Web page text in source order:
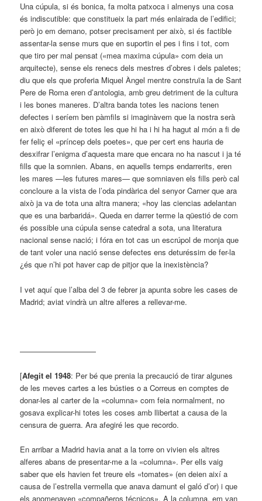
Una cúpula, si és bonica, fa molta patxoca i almenys una cosa
és indiscutible: que constitueix la part més enlairada de l’edifici;
però jo em demano, potser precisament per això, si és factible
assentar-la sense murs que en suportin el pes i fins i tot, com
que tiro per mal pensat («mea maxima cúpula» com deia un
arquitecte), sense els renecs dels mestres d’obres i dels paletes;
diu que els que proferia Miquel Àngel mentre construïa la de Sant
Pere de Roma eren d’antologia, amb greu detriment de la cultura
i les bones maneres. D’altra banda totes les nacions tenen
defectes i seríem ben pàmfils si imaginàvem que la nostra serà
en això diferent de totes les que hi ha i hi ha hagut al món a fi de
fer feliç el «príncep dels poetes», que per cert ens hauria de
desxifrar l’enigma d’aquesta mare que encara no ha nascut i ja té
fills que la somnien. Abans, en aquells temps endarrerits, eren
les mares —les futures mares— que somniaven els fills però cal
concloure a la vista de l’oda pindàrica del senyor Carner que ara
això ja va de tota una altra manera; «hoy las ciencias adelantan
que es una barbaridá». Queda en darrer terme la qüestió de com
és possible una cúpula sense catedral a sota, una literatura
nacional sense nació; i fóra en tot cas un escrúpol de monja que
de tant voler una nació sense defectes ens deturéssim de fer-la
¿és que n’hi pot haver cap de pitjor que la inexistència?
I vet aquí que l’alba del 3 de febrer ja apunta sobre les cases de
Madrid; aviat vindrà un altre alferes a rellevar-me.
——————————
[Afegit el 1948: Per bé que prenia la precaució de tirar algunes
de les meves cartes a les bústies o a Correus en comptes de
donar-les al carter de la «columna» com feia normalment, no
gosava explicar-hi totes les coses amb llibertat a causa de la
censura de guerra. Ara afegiré les que recordo.
En arribar a Madrid havia anat a la torre on vivien els altres
alferes abans de presentar-me a la «columna». Per ells vaig
saber que els havien fet treure els «tomates» (en deien així a
causa de l’estrella vermella que anava damunt el galó d’or) i que
els anomenaven «compañeros técnicos». A la columna, em van